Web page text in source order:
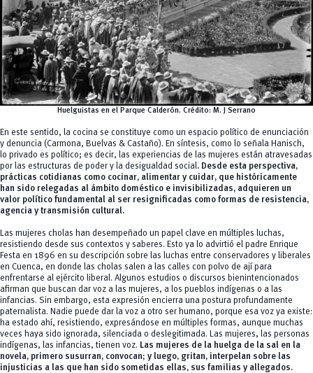
Huelguistas en el Parque Calderón. Crédito: M. J Serrano
En este sentido, la cocina se constituye como un espacio político de enunciación
y denuncia (Carmona, Buelvas & Castaño). En síntesis, como lo señala Hanisch,
lo privado es político; es decir, las experiencias de las mujeres están atravesadas
por las estructuras de poder y la desigualdad social . Desde esta perspectiva,
prácticas cotidianas como cocinar, alimentar y cuidar, que históricamente
han sido relegadas al ámbito doméstico e invisibilizadas, adquieren un
valor político fundamental al ser resignificadas como formas de resistencia,
agencia y transmisión cultural.
Las mujeres cholas han desempeñado un papel clave en múltiples luchas,
resistiendo desde sus contextos y saberes. Esto ya lo advirtió el padre Enrique
Festa en 1896 en su descripción sobre las luchas entre conservadores y liberales
en Cuenca, en donde las cholas salen a las calles con polvo de ají para
enfrentarse al ejército liberal. Algunos estudios o discursos bienintencionados
afirman que buscan dar voz a las mujeres, a los pueblos indígenas o a las
infancias. Sin embargo, esta expresión encierra una postura profundamente
paternalista. Nadie puede dar la voz a otro ser humano, porque esa voz ya existe:
ha estado ahí, resistiendo, expresándose en múltiples formas, aunque muchas
veces haya sido ignorada, silenciada o deslegitimada. Las mujeres, las personas
indígenas, las infancias, tienen voz. Las mujeres de la huelga de la sal en la
novela, primero susurran, convocan; y luego, gritan, interpelan sobre las
injusticias a las que han sido sometidas ellas, sus familias y allegados.